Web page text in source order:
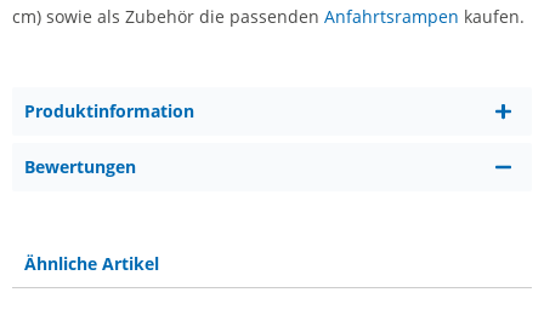
cm) sowie als Zubehör die passenden Anfahrtsrampen kaufen.
Produktinformation
Bewertungen
Ähnliche Artikel